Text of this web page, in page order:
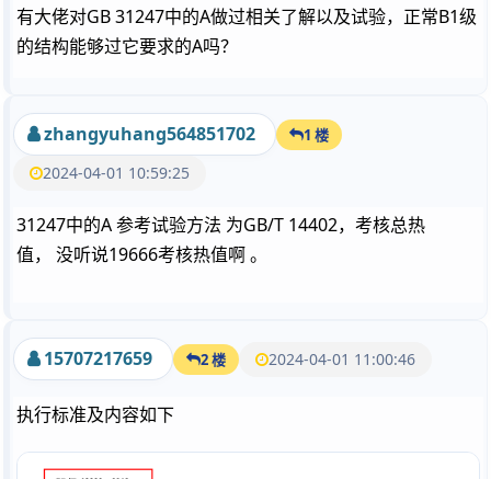
有大佬对GB 31247中的A做过相关了解以及试验，正常B1级
的结构能够过它要求的A吗？
zhangyuhang564851702 1 楼
2024-04-01 10:59:25
31247中的A 参考试验方法 为GB/T 14402，考核总热
值， 没听说19666考核热值啊 。
15707217659 2 楼 2024-04-01 11:00:46
执行标准及内容如下